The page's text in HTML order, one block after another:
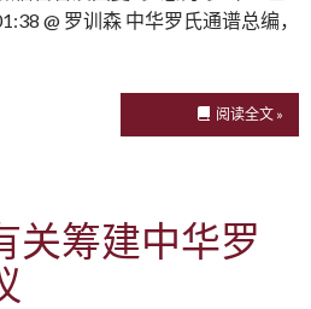
@ 罗训森 中华罗氏通谱总编，
阅读全文 »
关筹建中华罗